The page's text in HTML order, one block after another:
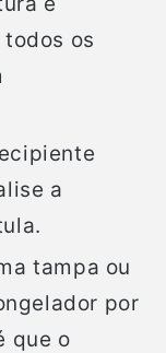
os
a
tampa ou
por
que o